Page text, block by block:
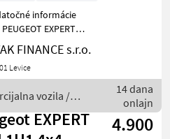
informácie
4x4 Dangel r.v.
sedenie, 2x elekt
FINANCE s.r.o.
Levice
vozila /
14 dana
onlajn
EXPERT
4.900